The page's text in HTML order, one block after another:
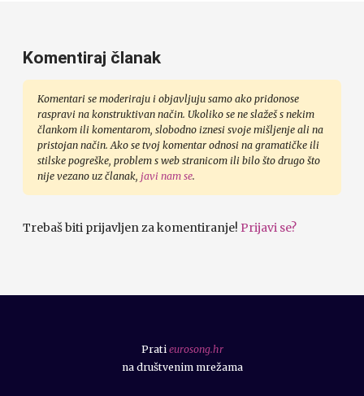
Komentiraj članak
Komentari se moderiraju i objavljuju samo ako pridonose
raspravi na konstruktivan način. Ukoliko se ne slažeš s nekim
člankom ili komentarom, slobodno iznesi svoje mišljenje ali na
pristojan način. Ako se tvoj komentar odnosi na gramatičke ili
stilske pogreške, problem s web stranicom ili bilo što drugo što
nije vezano uz članak, javi nam se.
Trebaš biti prijavljen za komentiranje! Prijavi se?
Prati eurosong.hr
na društvenim mrežama